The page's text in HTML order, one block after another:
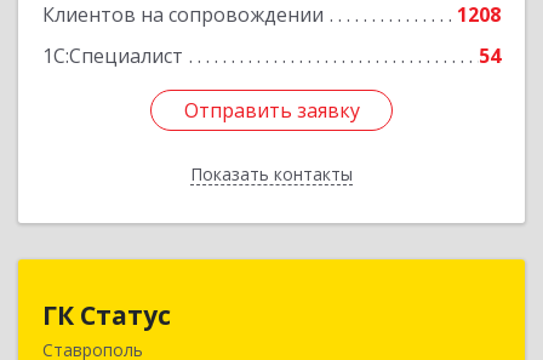
Клиентов на сопровождении
1208
1С:Специалист
54
Отправить заявку
Показать контакты
Отправить заявку
Назад
ГК Статус
Ставрополь
355002, Ставропольский край, Ставрополь г,